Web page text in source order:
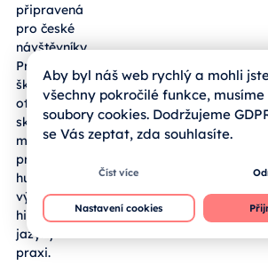
připravená
pro české
návštěvníky.
Pro jihočeské
školy se zde
otevírá
skvělá
možnost, jak
propojit
hudební
výchovu,
historii a cizí
jazyky v
praxi.
Aby byl náš web rychlý a mohli
všechny pokročilé funkce,
soubory cookies. Dodržujeme
se Vás zeptat, zda souhlasíte.
Číst více
Nastavení cookies